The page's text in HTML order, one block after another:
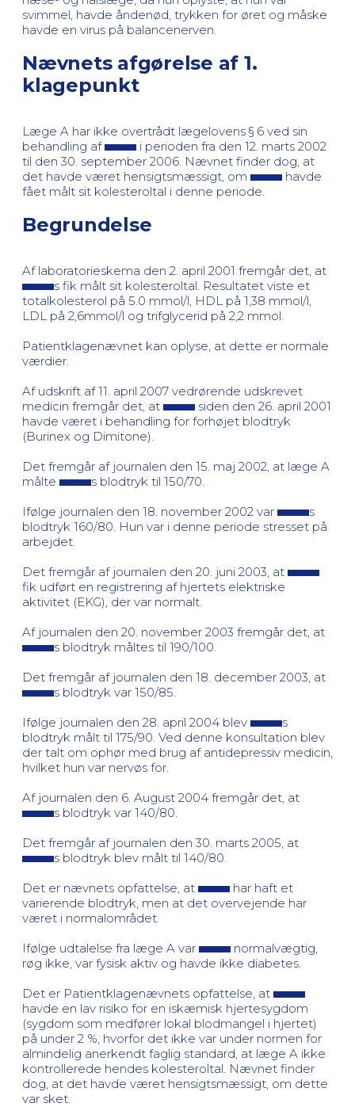
svimmel, havde åndenød, trykken for øret og måske
havde en virus på balancenerven.
Nævnets afgørelse af 1.
klagepunkt
Læge A har ikke overtrådt lægelovens § 6 ved sin
behandling af
i perioden fra den 12. marts 2002
til den 30. september 2006. Nævnet finder dog, at
det havde været hensigtsmæssigt, om
havde
fået målt sit kolesteroltal i denne periode.
Begrundelse
Af laboratorieskema den 2. april 2001 fremgår det, at
s fik målt sit kolesteroltal. Resultatet viste et
totalkolesterol på 5.0 mmol/l, HDL på 1,38 mmol/l,
LDL på 2,6mmol/l og trifglycerid på 2,2 mmol.
Patientklagenævnet kan oplyse, at dette er normale
værdier.
Af udskrift af 11. april 2007 vedrørende udskrevet
medicin fremgår det, at
siden den 26. april 2001
havde været i behandling for forhøjet blodtryk
(Burinex og Dimitone).
Det fremgår af journalen den 15. maj 2002, at læge A
målte
s blodtryk til 150/70.
Ifølge journalen den 18. november 2002 var
s
blodtryk 160/80. Hun var i denne periode stresset på
arbejdet.
Det fremgår af journalen den 20. juni 2003, at
fik udført en registrering af hjertets elektriske
aktivitet (EKG), der var normalt.
Af journalen den 20. november 2003 fremgår det, at
s blodtryk måltes til 190/100.
Det fremgår af journalen den 18. december 2003, at
s blodtryk var 150/85.
Ifølge journalen den 28. april 2004 blev
s
blodtryk målt til 175/90. Ved denne konsultation blev
der talt om ophør med brug af antidepressiv medicin,
hvilket hun var nervøs for.
Af journalen den 6. August 2004 fremgår det, at
s blodtryk var 140/80.
Det fremgår af journalen den 30. marts 2005, at
s blodtryk blev målt til 140/80.
Det er nævnets opfattelse, at
har haft et
varierende blodtryk, men at det overvejende har
været i normalområdet.
Ifølge udtalelse fra læge A var
normalvægtig,
røg ikke, var fysisk aktiv og havde ikke diabetes.
Det er Patientklagenævnets opfattelse, at
havde en lav risiko for en iskæmisk hjertesygdom
(sygdom som medfører lokal blodmangel i hjertet)
på under 2 %, hvorfor det ikke var under normen for
almindelig anerkendt faglig standard, at læge A ikke
kontrollerede hendes kolesteroltal. Nævnet finder
dog, at det havde været hensigtsmæssigt, om dette
var sket.